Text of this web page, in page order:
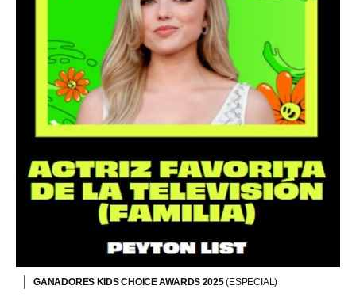
GANADORES KIDS CHOICE AWARDS 2025(ESPECIAL)